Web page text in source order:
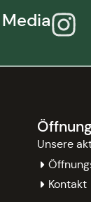
Unsere
Kontakt